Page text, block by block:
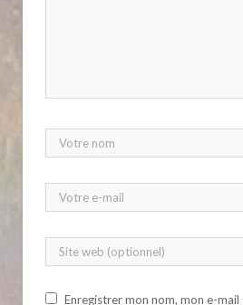
Enregistrer mon nom, mon e-